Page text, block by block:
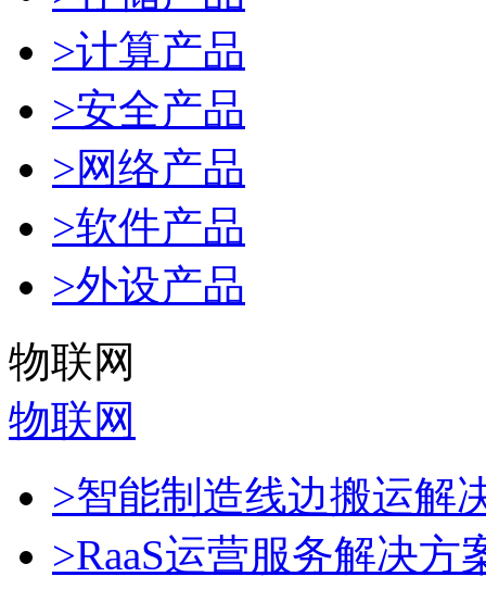
>计算产品
>安全产品
>网络产品
>软件产品
>外设产品
物联网
物联网
>智能制造线边搬运解
>RaaS运营服务解决方